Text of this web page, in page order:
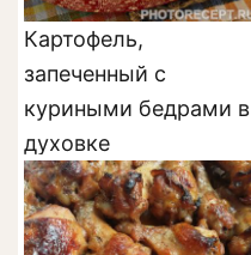
Картофель,
запеченный с
куриными бедрами в
духовке